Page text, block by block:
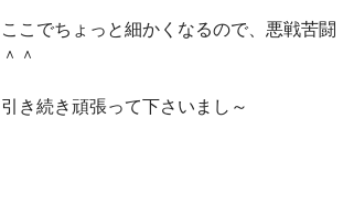
ここでちょっと細かくなるので、悪戦苦闘
＾＾
引き続き頑張って下さいまし～